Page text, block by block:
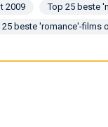
2009
Top 25 beste
25 beste 'romance'-films